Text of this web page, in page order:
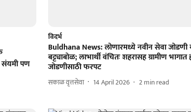
संयमी पण
विदर्भ
Buldhana News: लोणारमध्ये नवीन सेवा जोडणी
बट्ट्याबोळ; लाभार्थी वंचितः शहरासह ग्रामीण भागात
जोडणीसाठी फरपट
सकाळ वृत्तसेवा 14 April 2026 2min read